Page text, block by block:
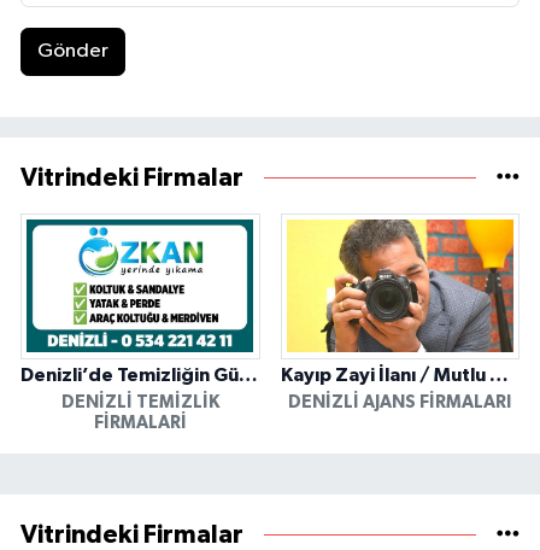
Gönder
Vitrindeki Firmalar
Denizli’de Temizliğin Güvenilir Adresi: Özkan Yerinde Yıkama
DENIZLI TEMIZLIK
FIRMALARI
Kayıp Zayi İlanı / Mutlu Ajans / Denizli
DENIZLI AJANS FIRMALARI
Vitrindeki Firmalar